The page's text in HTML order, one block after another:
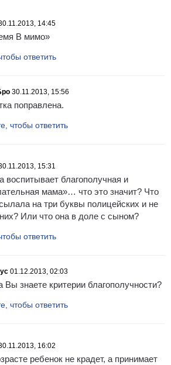
14:45
В мимо»
ответить
30.11.2013, 15:56
поправлена.
чтобы ответить
15:31
воспитывает благополучная и
мама»… что это значит? Что
на три буквы полицейских и не
Или что она в доле с сыном?
ответить
01.12.2013, 02:03
Вы знаете критерии благополучности?
чтобы ответить
16:02
ребенок не крадет, а принимает